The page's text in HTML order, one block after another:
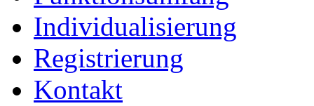
Individualisierung
Registrierung
Kontakt